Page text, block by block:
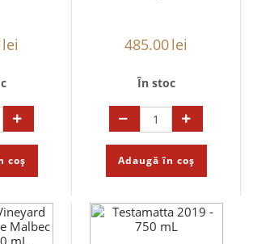
lei
coș
485.00lei
În stoc
Adaugă în coș